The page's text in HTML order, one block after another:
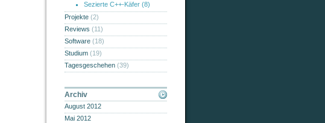
Sezierte C++-Käfer (8)
Projekte (2)
Reviews (11)
Software (18)
Studium (19)
Tagesgeschehen (39)
Archiv
August 2012
Mai 2012